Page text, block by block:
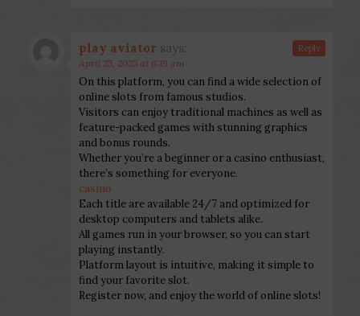
play aviator says:
April 25, 2025 at 6:19 am
On this platform, you can find a wide selection of
online slots from famous studios.
Visitors can enjoy traditional machines as well as
feature-packed games with stunning graphics
and bonus rounds.
Whether you’re a beginner or a casino enthusiast,
there’s something for everyone.
casino
Each title are available 24/7 and optimized for
desktop computers and tablets alike.
All games run in your browser, so you can start
playing instantly.
Platform layout is intuitive, making it simple to
find your favorite slot.
Register now, and enjoy the world of online slots!
Reply